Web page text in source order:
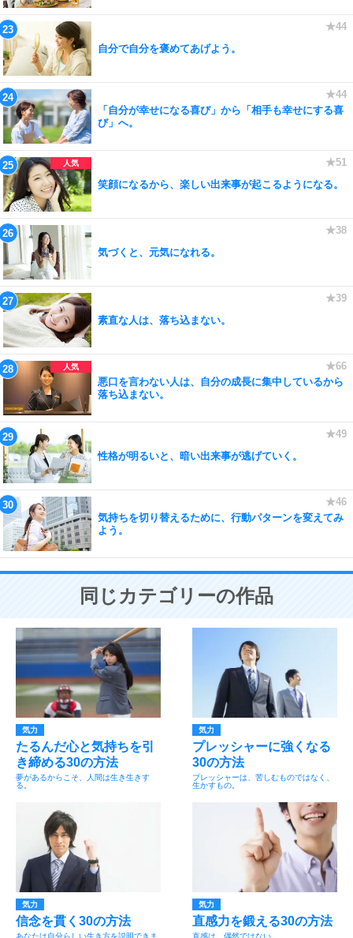
自分で自分を褒めてあげよう。
「自分が幸せになる喜び」から「相手も幸せにする喜
び」へ。
笑顔になるから、楽しい出来事が起こるようになる。
気づくと、元気になれる。
素直な人は、落ち込まない。
悪口を言わない人は、自分の成長に集中しているから
落ち込まない。
性格が明るいと、暗い出来事が逃げていく。
気持ちを切り替えるために、行動パターンを変えてみ
よう。
同じカテゴリーの作品
気力
たるんだ心と気持ちを引
き締める30の方法
夢があるからこそ、人間は生き生きす
る。
気力
プレッシャーに強くなる
30の方法
プレッシャーは、苦しむものではなく、
生かすもの。
気力
信念を貫く30の方法
あなたは自分らしい生き方を説明できま
気力
直感力を鍛える30の方法
直感は、偶然ではない。